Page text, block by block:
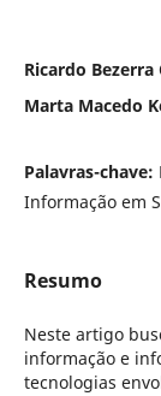
Ricardo Bezerra
Marta Macedo
Palavras-chave:
Informação em
Resumo
Neste artigo
informação e
tecnologias